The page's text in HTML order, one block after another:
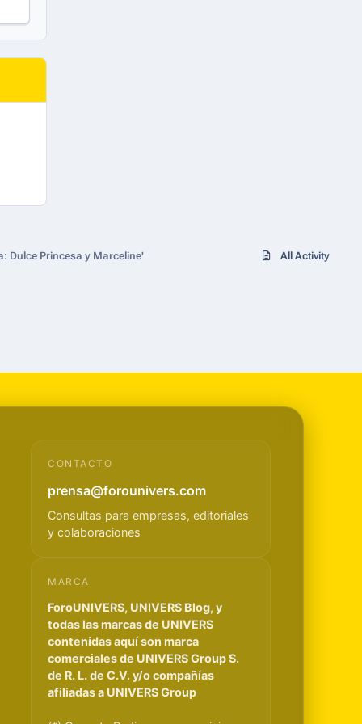
Dulce Princesa y Marceline' All Activity
CONTACTO
prensa@forounivers.com
Consultas para empresas, editoriales
y colaboraciones
MARCA
ForoUNIVERS, UNIVERS Blog, y
todas las marcas de UNIVERS
contenidas aquí son marca
comerciales de UNIVERS Group S.
de R. L. de C.V. y/o compañías
afiliadas a UNIVERS Group